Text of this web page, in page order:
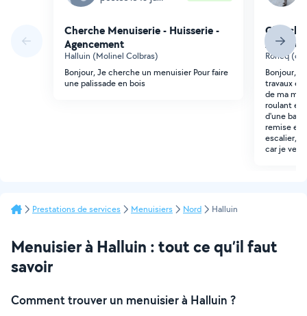
Cherche Menuiserie - Huisserie -
Agencement
Halluin (Molinel Colbras)
Bonjour, Je cherche un menuisier Pour faire
une palissade en bois
Roncq
Bonjour,
travaux
de ma
roulant et
d'une
remise en
escalier,
car je
Prestations de services Menuisiers Nord Halluin
Menuisier à Halluin : tout ce qu’il faut
savoir
Comment trouver un menuisier à Halluin ?